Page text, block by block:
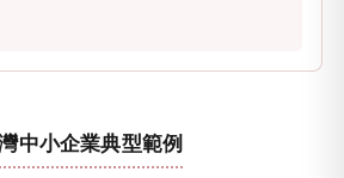
中小企業典型範例